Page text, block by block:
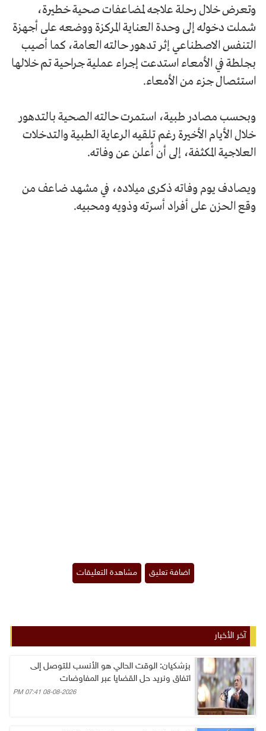
وتعرض خلال رحلة علاجه لمضاعفات صحية خطيرة،
شملت دخوله إلى وحدة العناية المركزة ووضعه على أجهزة
التنفس الاصطناعي إثر تدهور حالته العامة، كما أصيب
بجلطة في الأمعاء استدعت إجراء عملية جراحية تم خلالها
استئصال جزء من الأمعاء.
وبحسب مصادر طبية، استمرت حالته الصحية بالتدهور
خلال الأيام الأخيرة رغم تلقيه الرعاية الطبية والتدخلات
العلاجية المكثفة، إلى أن أُعلن عن وفاته.
ويصادف يوم وفاته ذكرى ميلاده، في مشهد ضاعف من
وقع الحزن على أفراد أسرته وذويه ومحبيه.
آخر الأخبار
بزشكيان: الوقت الحالي هو الأنسب للتوصل إلى
اتفاق ونريد حل القضايا عبر المفاوضات
08-08-2026 07:41 PM